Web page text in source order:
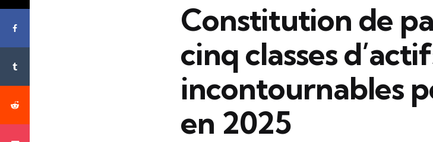
Constitution de
cinq classes
incontournables
en 2025